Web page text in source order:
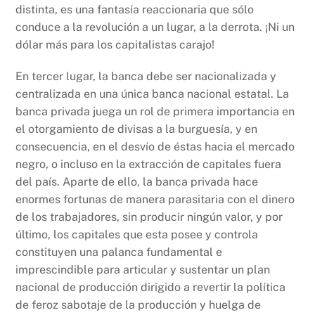
distinta, es una fantasía reaccionaria que sólo
conduce a la revolución a un lugar, a la derrota. ¡Ni un
dólar más para los capitalistas carajo!
En tercer lugar, la banca debe ser nacionalizada y
centralizada en una única banca nacional estatal. La
banca privada juega un rol de primera importancia en
el otorgamiento de divisas a la burguesía, y en
consecuencia, en el desvío de éstas hacia el mercado
negro, o incluso en la extracción de capitales fuera
del país. Aparte de ello, la banca privada hace
enormes fortunas de manera parasitaria con el dinero
de los trabajadores, sin producir ningún valor, y por
último, los capitales que esta posee y controla
constituyen una palanca fundamental e
imprescindible para articular y sustentar un plan
nacional de producción dirigido a revertir la política
de feroz sabotaje de la producción y huelga de